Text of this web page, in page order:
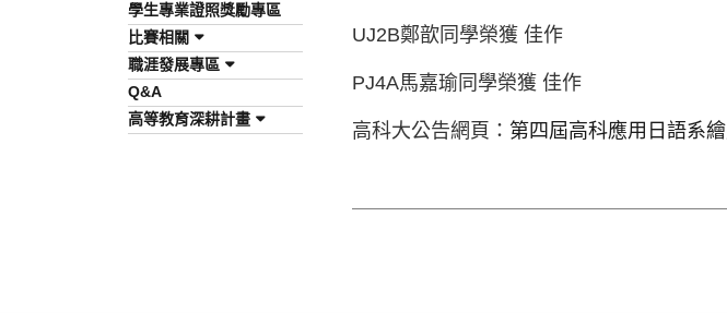
學生專業證照獎勵專區
比賽相關
職涯發展專區
Q&A
高等教育深耕計畫
UJ2B鄭歆同學榮獲 佳作
PJ4A馬嘉瑜同學榮獲 佳作
高科大公告網頁： 第四屆高科應用日語系